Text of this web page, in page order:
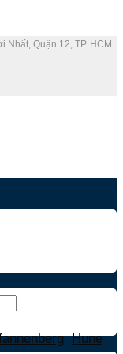
Quận 12, TP. HCM
,Hune,